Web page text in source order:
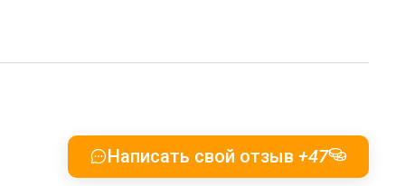
Написать свой отзыв +47